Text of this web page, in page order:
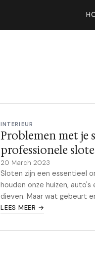
INTERIEUR
Problemen met je
professionele
20 March 2023
Sloten zijn een essentieel
houden onze huizen,
dieven. Maar wat gebeurt
LEES MEER →